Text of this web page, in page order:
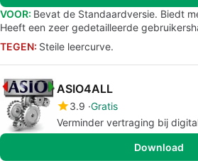
VOOR: Bevat de Standaardversie. Biedt
Heeft een zeer gedetailleerde
TEGEN: Steile leercurve.
ASIO4ALL
3.9 Gratis
Verminder vertraging bij
Download